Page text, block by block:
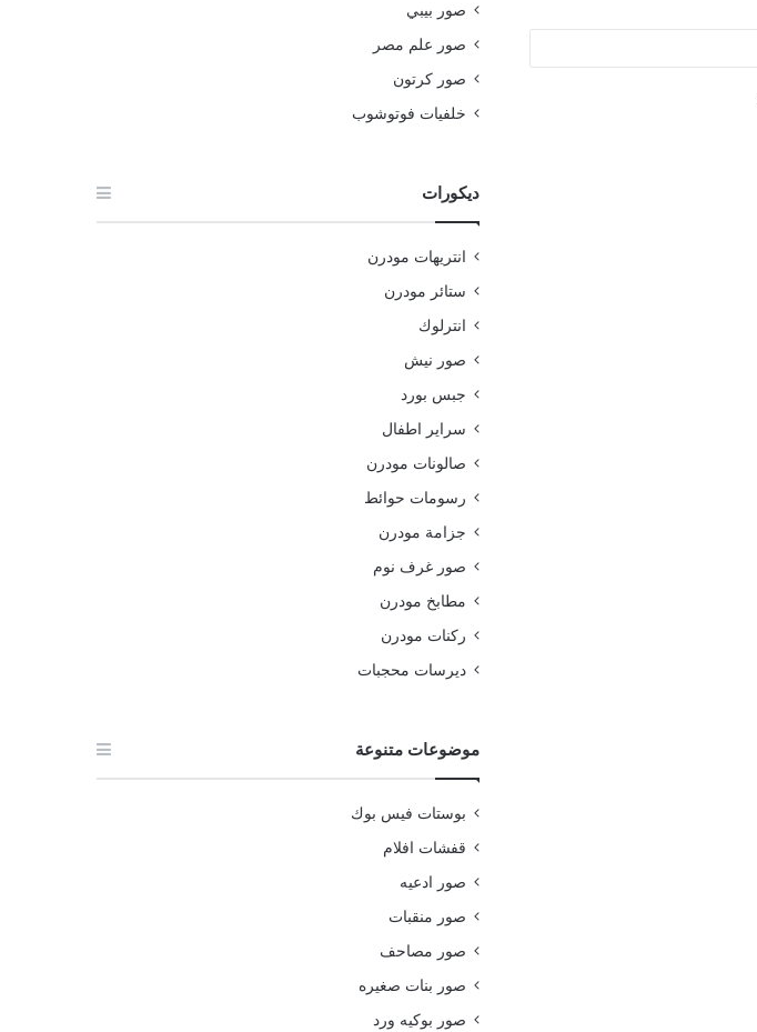
صور بيبي
صور علم مصر
صور كرتون
خلفيات فوتوشوب
ديكورات
انتريهات مودرن
ستائر مودرن
انترلوك
صور نيش
جبس بورد
سراير اطفال
صالونات مودرن
رسومات حوائط
جزامة مودرن
صور غرف نوم
مطابخ مودرن
ركنات مودرن
ديرسات محجبات
موضوعات متنوعة
بوستات فيس بوك
قفشات افلام
صور ادعيه
صور منقبات
صور مصاحف
صور بنات صغيره
صور بوكيه ورد